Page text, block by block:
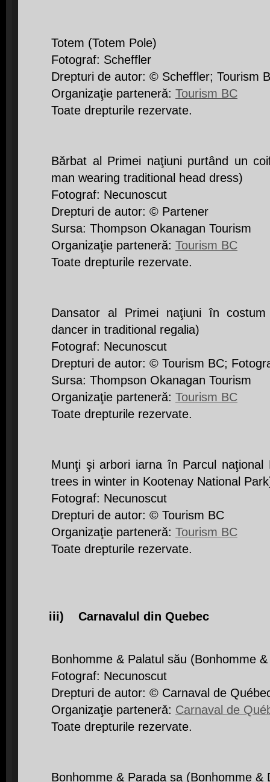
Totem (Totem Pole)
Fotograf: Scheffler
Drepturi de autor: © Scheffler; Tourism
Organizaţie partenerǎ: Tourism BC
Toate drepturile rezervate.
Bărbat al Primei naţiuni purtând un
man wearing traditional head dress)
Fotograf: Necunoscut
Drepturi de autor: © Partener
Sursa: Thompson Okanagan Tourism
Organizaţie partenerǎ: Tourism BC
Toate drepturile rezervate.
Dansator al Primei naţiuni în
dancer in traditional regalia)
Fotograf: Necunoscut
Drepturi de autor: © Tourism BC;
Sursa: Thompson Okanagan Tourism
Organizaţie partenerǎ: Tourism BC
Toate drepturile rezervate.
Munţi şi arbori iarna în Parcul naţional
trees in winter in Kootenay National
Fotograf: Necunoscut
Drepturi de autor: © Tourism BC
Organizaţie partenerǎ: Tourism BC
Toate drepturile rezervate.
iii) Carnavalul din Quebec
Bonhomme & Palatul său (Bonhomme
Fotograf: Necunoscut
Drepturi de autor: © Carnaval de
Organizaţie partenerǎ: Carnaval de
Toate drepturile rezervate.
Bonhomme & Parada sa (Bonhomme &